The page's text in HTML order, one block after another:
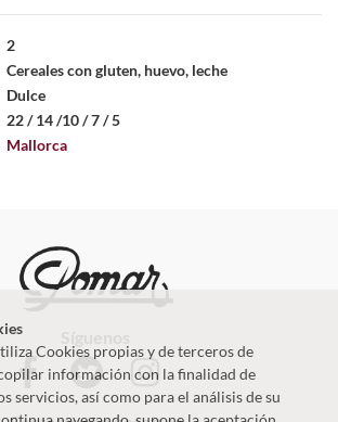
2
Cereales con gluten, huevo, leche
Dulce
22 / 14 /10 / 7 / 5
Mallorca
Cookies propias y de terceros de
información con la finalidad de
servicios, así como para el análisis de su